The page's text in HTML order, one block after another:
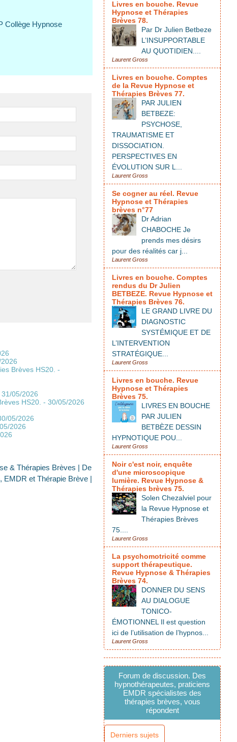
Collège Hypnose
Brèves HS20. -
31/05/2026
HS20. - 30/05/2026
05/2026
2026
& Thérapies Brèves | De
EMDR et Thérapie Brève |
Livres en bouche. Revue
Hypnose et Thérapies
Brèves 78.
Par Dr Julien Betbeze
L’INSUPPORTABLE
AU QUOTIDIEN....
Laurent Gross
Livres en bouche. Comptes
de la Revue Hypnose et
Thérapies Brèves 77.
PAR JULIEN
BETBEZE:
PSYCHOSE,
TRAUMATISME ET
DISSOCIATION.
PERSPECTIVES EN
ÉVOLUTION SUR L...
Laurent Gross
Se cogner au réel. Revue
Hypnose et Thérapies
brèves n°77
Dr Adrian
CHABOCHE Je
prends mes désirs
pour des réalités car j...
Laurent Gross
Livres en bouche. Comptes
rendus du Dr Julien
BETBEZE. Revue Hypnose et
Thérapies Brèves 76.
LE GRAND LIVRE DU
DIAGNOSTIC
SYSTÉMIQUE ET DE
L’INTERVENTION
STRATÉGIQUE...
Laurent Gross
Livres en bouche. Revue
Hypnose et Thérapies
Brèves 75.
LIVRES EN BOUCHE
PAR JULIEN
BETBÈZE DESSIN
HYPNOTIQUE POU...
Laurent Gross
Noir c'est noir, enquête
d'une microscopique
lumière. Revue Hypnose &
Thérapies brèves 75.
Solen Chezalviel pour
la Revue Hypnose et
Thérapies Brèves
75....
Laurent Gross
La psychomotricité comme
support thérapeutique.
Revue Hypnose & Thérapies
Brèves 74.
DONNER DU SENS
AU DIALOGUE
TONICO-
ÉMOTIONNEL Il est question
ici de l’utilisation de l’hypnos...
Laurent Gross
Forum de discussion. Des
hypnothérapeutes, praticiens
EMDR spécialistes des
thérapies brèves, vous
répondent
Derniers sujets